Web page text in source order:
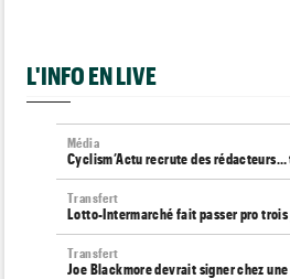
L'INFO EN LIVE
Média
Cyclism’Actu recrute des
Transfert
Lotto-Intermarché fait passer pro
Transfert
Joe Blackmore devrait signer chez